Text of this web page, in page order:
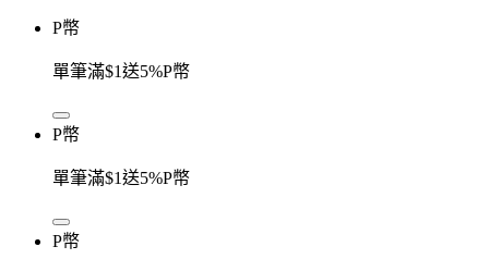
P幣
單筆滿$1送5%P幣
P幣
單筆滿$1送5%P幣
P幣